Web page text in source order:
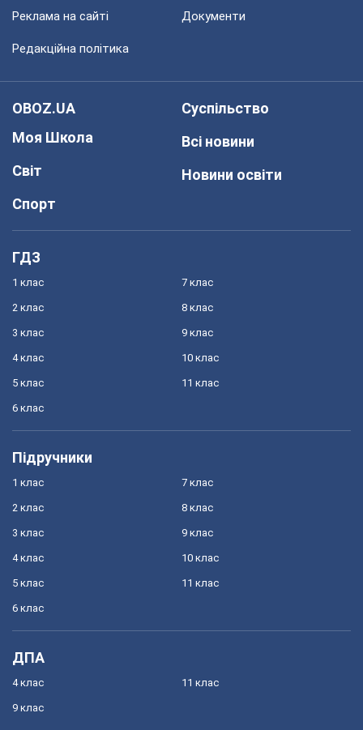
Реклама на сайті Документи
Редакційна політика
OBOZ.UA
Моя Школа
Світ
Спорт
Суспільство
Всі новини
Новини освіти
ГДЗ
1 клас
2 клас
3 клас
4 клас
5 клас
6 клас
7 клас
8 клас
9 клас
10 клас
11 клас
Підручники
1 клас
2 клас
3 клас
4 клас
5 клас
6 клас
7 клас
8 клас
9 клас
10 клас
11 клас
ДПА
4 клас
9 клас
11 клас